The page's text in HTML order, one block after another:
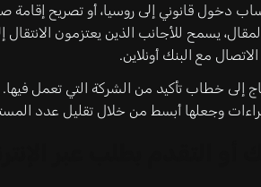
دخول قانوني إلى روسيا، أو تصريح إقامة
يسمح للأجانب الذين يعتزمون
مع البنك أونلاين.
إلى خطاب تأكيد من الشركة التي تعمل فيها.
وجعلها أبسط من خلال تقليل عدد